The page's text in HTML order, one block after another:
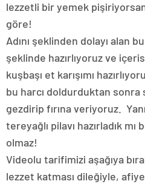
lezzetli bir yemek
göre!
Adını şeklinden dolayı alan
şeklinde hazırlıyoruz ve
kuşbaşı et karışımı
bu harcı doldurduktan sonra
gezdirip fırına veriyoruz.
tereyağlı pilavı hazırladık
olmaz!
Videolu tarifimizi aşağıya
lezzet katması dileğiyle,